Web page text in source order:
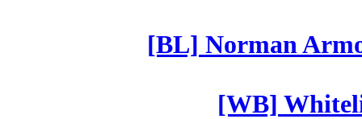
[BL] Norman
[WB]